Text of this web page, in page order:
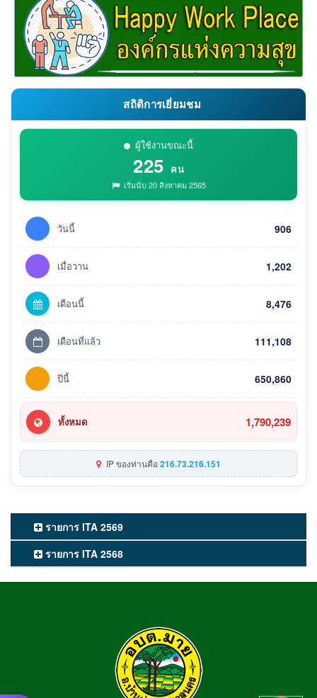
สถิติการเยี่ยมชม
ผู้ใช้งานขณะนี้
225 คน
เริ่มนับ 20 สิงหาคม 2565
วันนี้ 906
เมื่อวาน 1,202
เดือนนี้ 8,476
เดือนที่แล้ว 111,108
ปีนี้ 650,860
ทั้งหมด 1,790,239
IP ของท่านคือ216.73.216.151
รายการ ITA 2569
รายการ ITA 2568